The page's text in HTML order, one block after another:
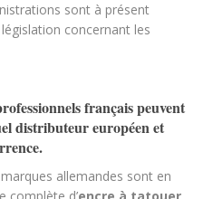
sont à présent
concernant les
français peuvent
distributeur européen et
allemandes sont en